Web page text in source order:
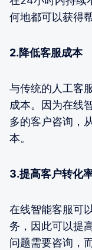
何地都可以获得帮
2.降低客服成本
与传统的人工客
成本。因为在线
多的客户咨询，
本。
3.提高客户转化
在线智能客服可
务，因此可以提
问题需要咨询，